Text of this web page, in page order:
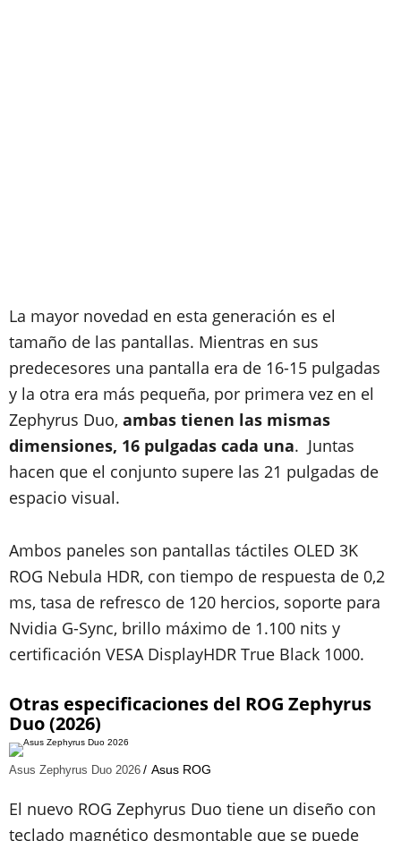
La mayor novedad en esta generación es el
tamaño de las pantallas. Mientras en sus
predecesores una pantalla era de 16-15 pulgadas
y la otra era más pequeña, por primera vez en el
Zephyrus Duo, ambas tienen las mismas
dimensiones, 16 pulgadas cada una. Juntas
hacen que el conjunto supere las 21 pulgadas de
espacio visual.
Ambos paneles son pantallas táctiles OLED 3K
ROG Nebula HDR, con tiempo de respuesta de 0,2
ms, tasa de refresco de 120 hercios, soporte para
Nvidia G-Sync, brillo máximo de 1.100 nits y
certificación VESA DisplayHDR True Black 1000.
Otras especificaciones del ROG Zephyrus
Duo (2026)
Asus Zephyrus Duo 2026 Asus ROG
El nuevo ROG Zephyrus Duo tiene un diseño con
teclado magnético desmontable que se puede